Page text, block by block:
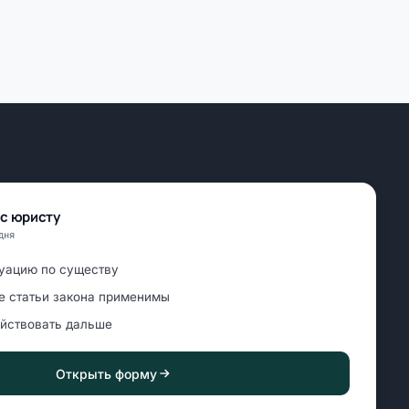
юристу
по существу
статьи закона применимы
дальше
Открыть форму